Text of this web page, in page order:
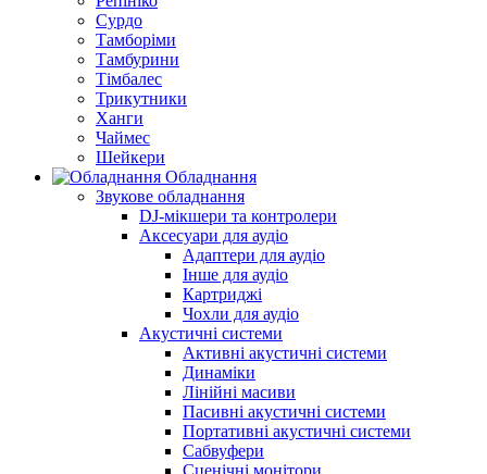
Сурдо
Тамборіми
Тамбурини
Тімбалес
Трикутники
Ханги
Чаймес
Шейкери
Обладнання
Звукове обладнання
DJ-мікшери та контролери
Аксесуари для аудіо
Адаптери для аудіо
Інше для аудіо
Картриджі
Чохли для аудіо
Акустичні системи
Активні акустичні системи
Динаміки
Лінійні масиви
Пасивні акустичні системи
Портативні акустичні системи
Сабвуфери
Сценічні монітори